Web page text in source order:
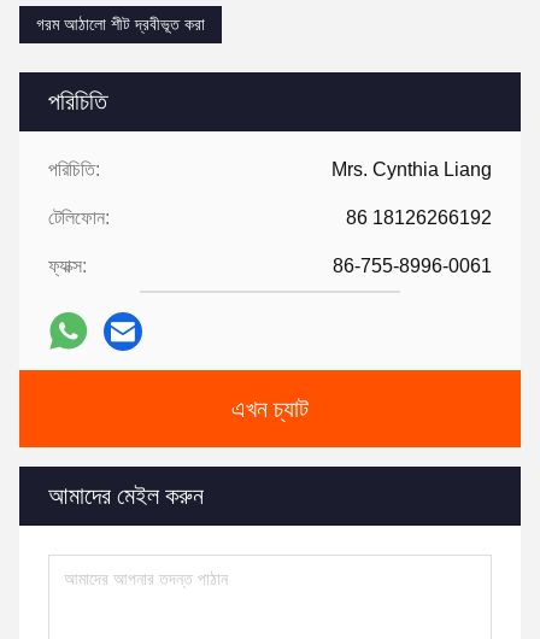
পরিচিতি
পরিচিতি: Mrs. Cynthia Liang
টেলিফোন: 86 18126266192
ফ্যাক্স: 86-755-8996-0061
এখন চ্যাট
আমাদের মেইল ​​করুন
গরম আঠালো শীট দ্রবীভূত করা